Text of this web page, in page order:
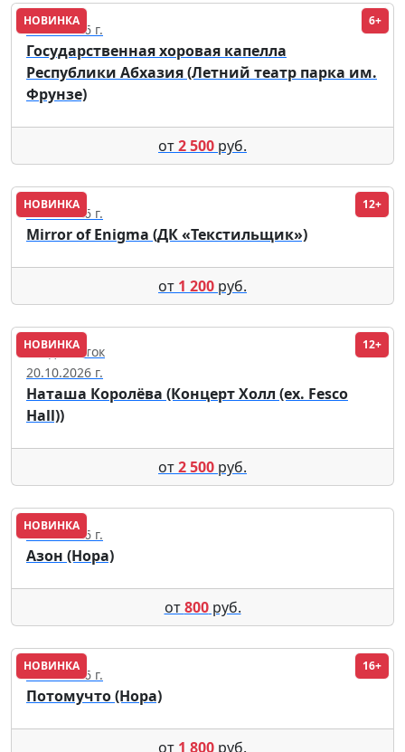
НОВИНКА 6+
22.08.2026 г.
Государственная хоровая капелла
Республики Абхазия (Летний театр парка им.
Фрунзе)
от2 500 руб.
НОВИНКА 12+
13.11.2026 г.
Mirror of Enigma (ДК «Текстильщик»)
от 1 200 руб.
НОВИНКА 12+
Владивосток
20.10.2026 г.
Наташа Королёва (Концерт Холл (ex. Fesco
Hall))
от2 500 руб.
НОВИНКА
28.11.2026 г.
Азон (Нора)
от800руб.
НОВИНКА 16+
10.12.2026 г.
Потомучто (Нора)
от 1 800 руб.